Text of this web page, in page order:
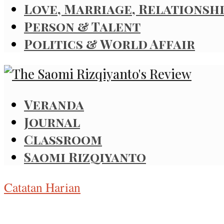
Love, Marriage,
Person & Talent
Politics & World Affair
Veranda
Journal
Classroom
Saomi Rizqiyanto
Catatan Harian